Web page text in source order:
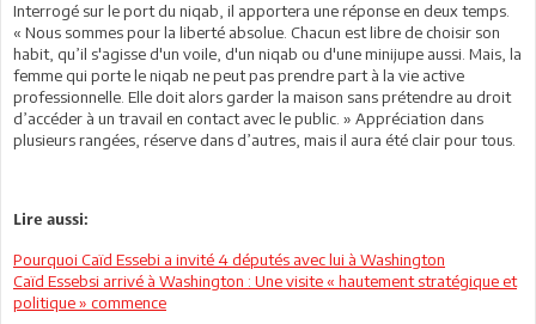
Interrogé sur le port du niqab, il apportera une réponse en deux temps.
« Nous sommes pour la liberté absolue. Chacun est libre de choisir son
habit, qu’il s'agisse d'un voile, d'un niqab ou d'une minijupe aussi. Mais, la
femme qui porte le niqab ne peut pas prendre part à la vie active
professionnelle. Elle doit alors garder la maison sans prétendre au droit
d’accéder à un travail en contact avec le public. » Appréciation dans
plusieurs rangées, réserve dans d’autres, mais il aura été clair pour tous.
Lire aussi:
Pourquoi Caïd Essebi a invité 4 députés avec lui à Washington
Caïd Essebsi arrivé à Washington : Une visite « hautement stratégique et
politique » commence